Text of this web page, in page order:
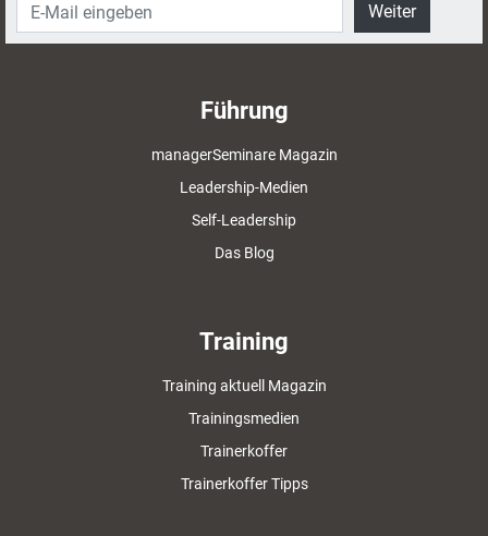
Weiter
Führung
managerSeminare Magazin
Leadership-Medien
Self-Leadership
Das Blog
Training
Training aktuell Magazin
Trainingsmedien
Trainerkoffer
Trainerkoffer Tipps